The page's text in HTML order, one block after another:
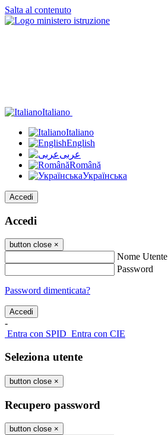
Salta al contenuto
Italiano
Italiano
English
عربى
Română
Українська
Accedi
Accedi
button close ×
Nome Utente
Password
Password dimenticata?
-
Entra con SPID Entra con CIE
Seleziona utente
button close ×
Recupero password
button close ×